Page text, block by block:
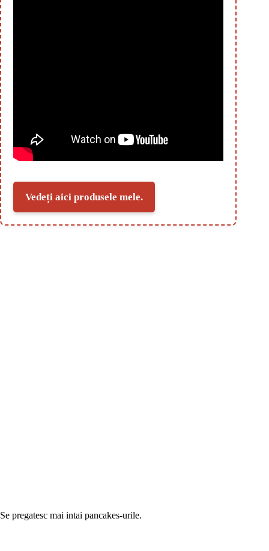
Vedeți aici produsele mele.
Se pregatesc mai intai pancakes-urile.